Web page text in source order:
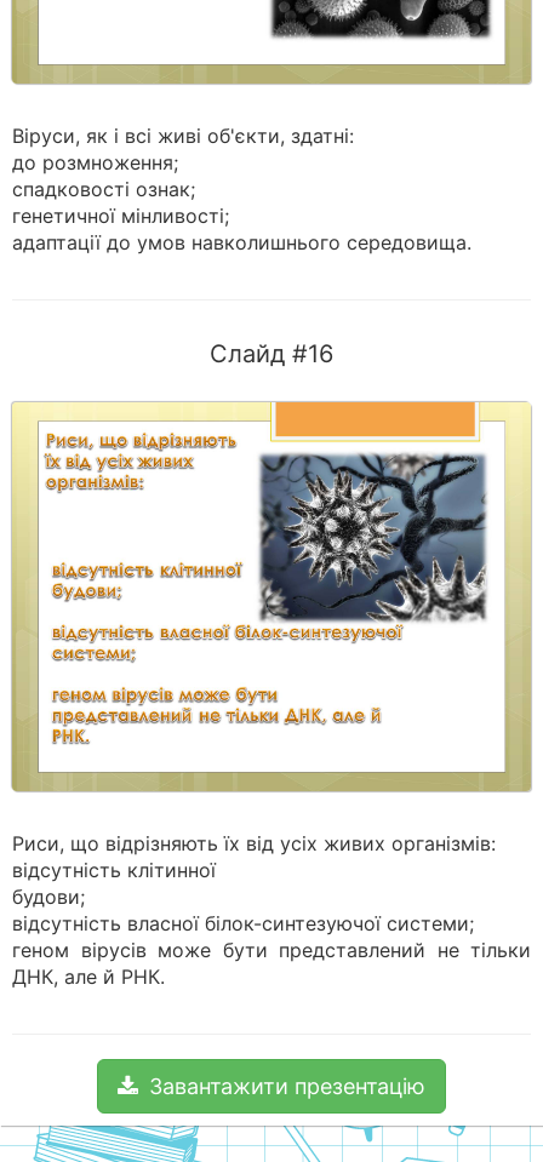
Віруси, як і всі живі об'єкти, здатні:
до розмноження;
спадковості ознак;
генетичної мінливості;
адаптації до умов навколишнього середовища.
Слайд #16
Риси, що відрізняють їх від усіх живих організмів:
відсутність клітинної
будови;
відсутність власної білок-синтезуючої системи;
геном вірусів може бути представлений не тільки
ДНК, але й РНК.
Завантажити презентацію